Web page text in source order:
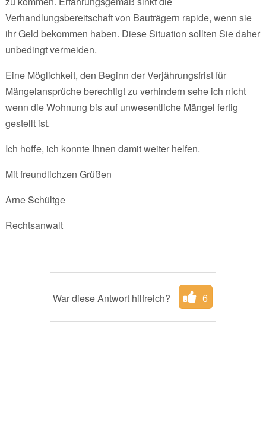
Verhandlungsbereitschaft von Bauträgern rapide, wenn sie
ihr Geld bekommen haben. Diese Situation sollten Sie daher
unbedingt vermeiden.
Eine Möglichkeit, den Beginn der Verjährungsfrist für
Mängelansprüche berechtigt zu verhindern sehe ich nicht
wenn die Wohnung bis auf unwesentliche Mängel fertig
gestellt ist.
Ich hoffe, ich konnte Ihnen damit weiter helfen.
Mit freundlichzen Grüßen
Arne Schültge
Rechtsanwalt
War diese Antwort hilfreich? 6